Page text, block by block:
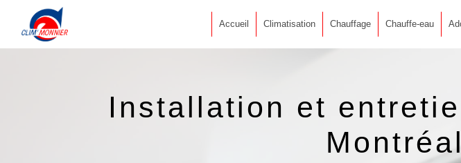
Accueil Climatisation Chauffage Chauffe-eau
Installation et
Panneau de gestion des cookies